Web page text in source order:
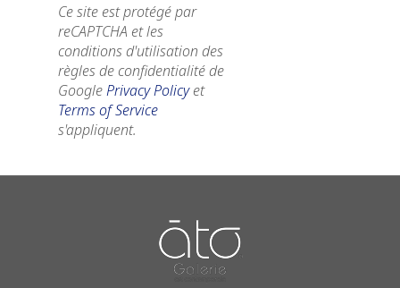
Ce site est protégé par
reCAPTCHA et les
conditions d'utilisation des
règles de confidentialité de
GooglePrivacy Policyet
Terms of Service
s'appliquent.